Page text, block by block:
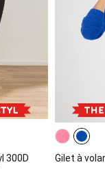
300D Gilet à